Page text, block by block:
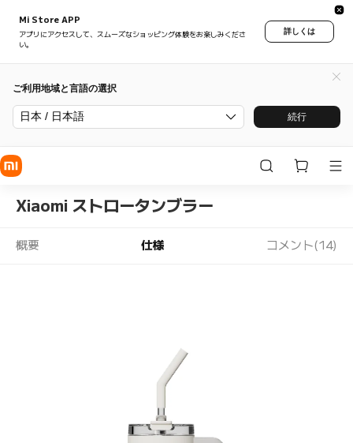
Mi Store APP
アプリにアクセスして、スムーズなショッピング体験をお楽しみくださ
い。
詳しくは
ご利用地域と言語の選択
日本 / 日本語 続行
Xiaomi ストロータンブラー
概要 仕様 コメント(14)